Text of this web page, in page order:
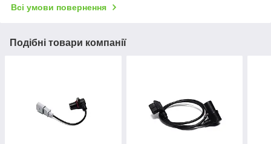
Всі умови повернення
Подібні товари компанії